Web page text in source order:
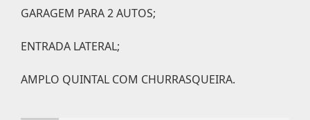
GARAGEM PARA 2 AUTOS;
ENTRADA LATERAL;
AMPLO QUINTAL COM CHURRASQUEIRA.